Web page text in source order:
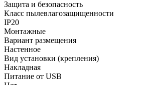
Защита и безопасность
Класс пылевлагозащищенности
IP20
Монтажные
Вариант размещения
Настенное
Вид установки (крепления)
Накладная
Питание от USB